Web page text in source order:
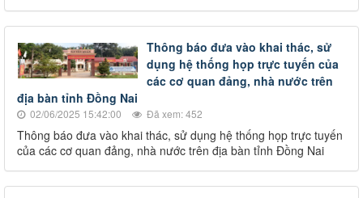
Thông báo đưa vào khai thác, sử
dụng hệ thống họp trực tuyến của
các cơ quan đảng, nhà nước trên
địa bàn tỉnh Đồng Nai
02/06/2025 15:42:00 Đã xem: 452
Thông báo đưa vào khai thác, sử dụng hệ thống họp trực tuyến
của các cơ quan đảng, nhà nước trên địa bàn tỉnh Đồng Nai​